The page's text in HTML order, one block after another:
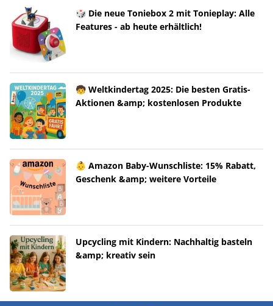
🎲 Die neue Toniebox 2 mit Tonieplay: Alle
Features - ab heute erhältlich!
🧒 Weltkindertag 2025: Die besten Gratis-
Aktionen &amp; kostenlosen Produkte
👶 Amazon Baby-Wunschliste: 15% Rabatt,
Geschenk &amp; weitere Vorteile
Upcycling mit Kindern: Nachhaltig basteln
&amp; kreativ sein